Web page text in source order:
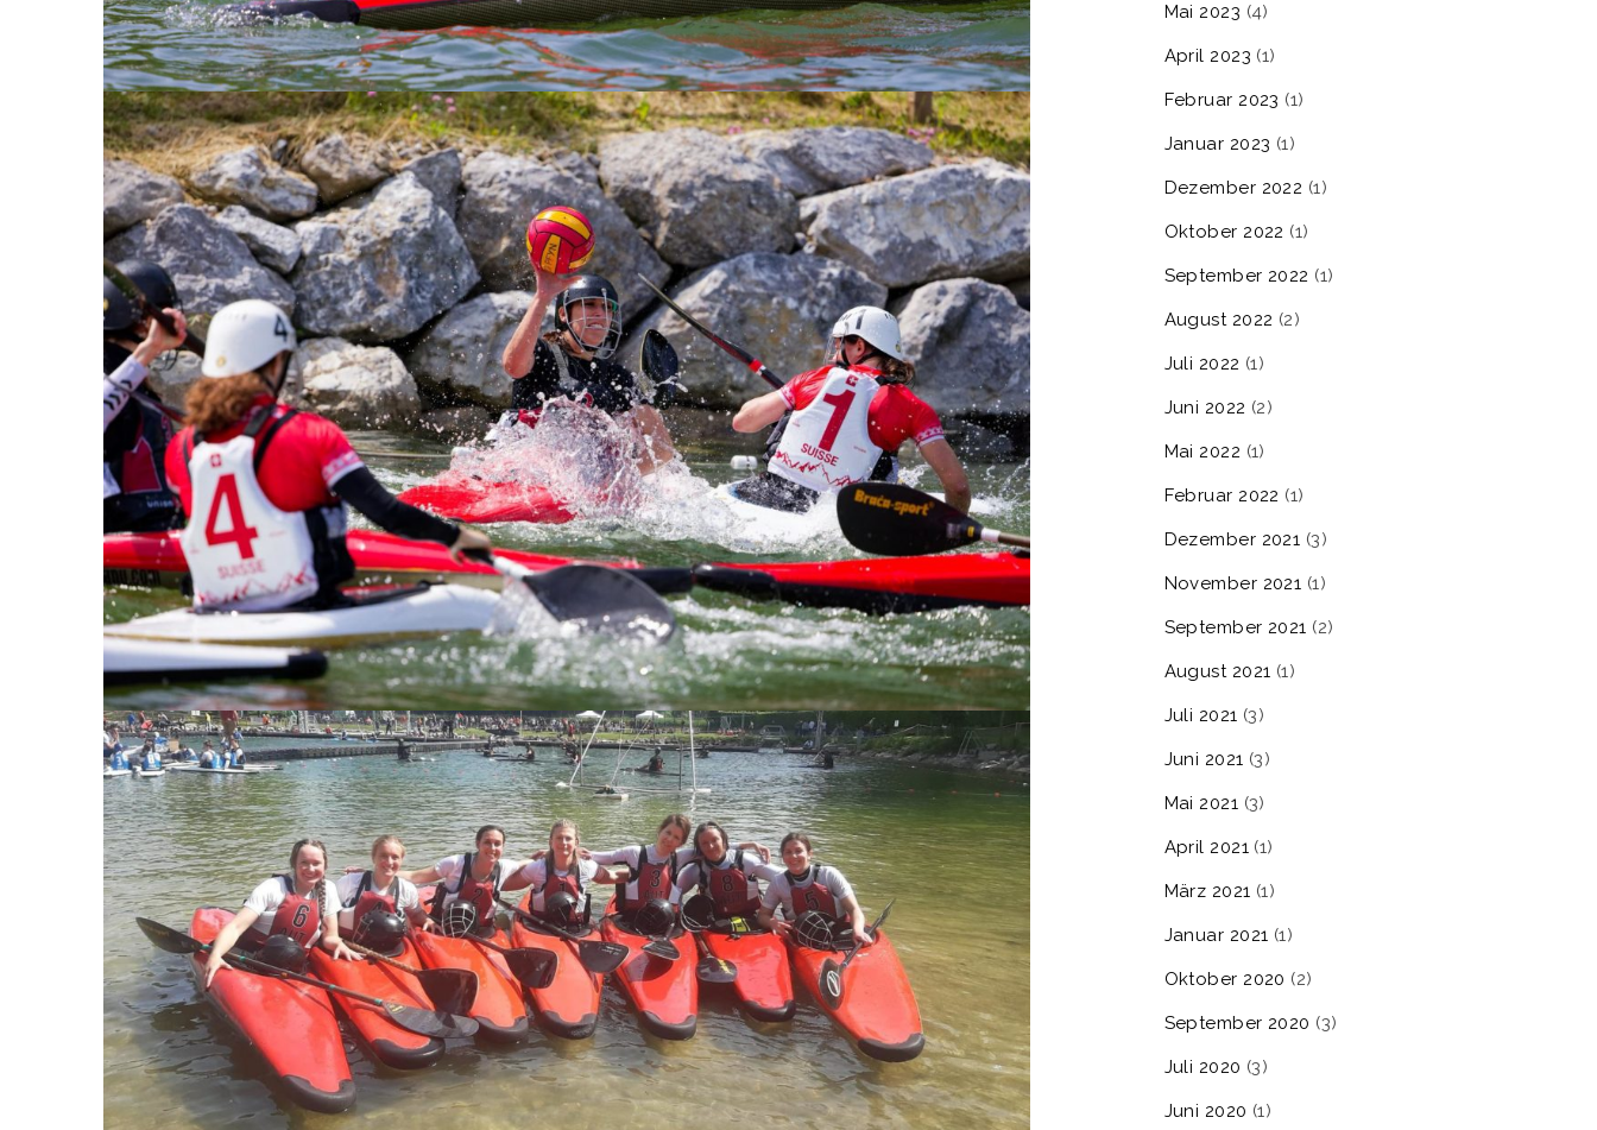
Mai 2023 (4)
April 2023 (1)
Februar 2023 (1)
Januar 2023 (1)
Dezember 2022 (1)
Oktober 2022 (1)
September 2022 (1)
August 2022 (2)
Juli 2022 (1)
Juni 2022 (2)
Mai 2022 (1)
Februar 2022 (1)
Dezember 2021 (3)
November 2021 (1)
September 2021 (2)
August 2021 (1)
Juli 2021 (3)
Juni 2021 (3)
Mai 2021 (3)
April 2021 (1)
März 2021 (1)
Januar 2021 (1)
Oktober 2020 (2)
September 2020 (3)
Juli 2020 (3)
Juni 2020 (1)